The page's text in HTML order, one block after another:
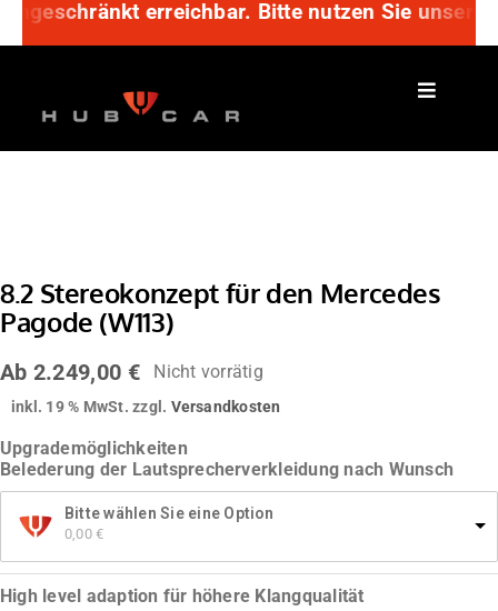
Zum
Inhalt
springen
erreichbar. Bitte nutzen Sie unser
8.2 Stereokonzept für den Mercedes
Pagode (W113)
Ab 2.249,00 € Nicht vorrätig
inkl. 19 % MwSt. zzgl. Versandkosten
Upgrademöglichkeiten
Belederung der Lautsprecherverkleidung nach Wunsch
Bitte wählen Sie eine Option
0,00 €
High level adaption für höhere Klangqualität